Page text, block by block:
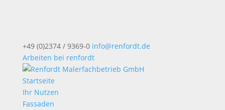
+49 (0)2374 / 9369-0 info@renfordt.de
Arbeiten bei renfordt
Startseite
Ihr Nutzen
Fassaden